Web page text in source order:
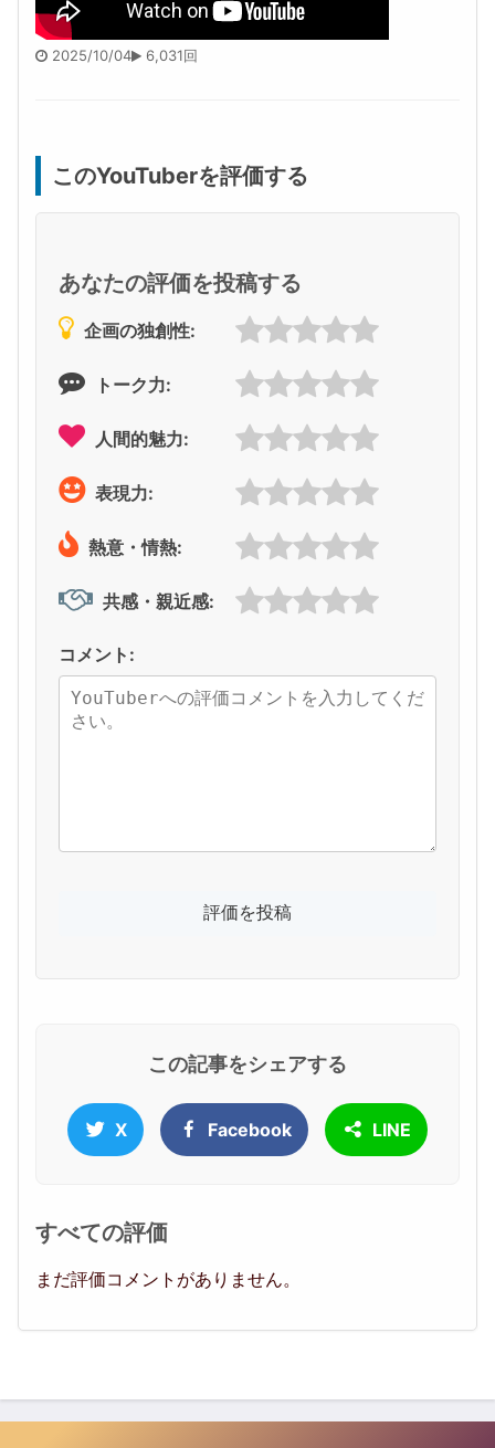
2025/10/04 6,031回
このYouTuberを評価する
あなたの評価を投稿する
企画の独創性:
トーク力:
人間的魅力:
表現力:
熱意・情熱:
共感・親近感:
コメント:
この記事をシェアする
X Facebook LINE
すべての評価
まだ評価コメントがありません。